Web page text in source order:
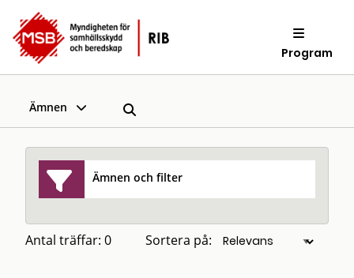
Program
Ämnen
Ämnen och filter
Antal träffar: 0 Sortera på: